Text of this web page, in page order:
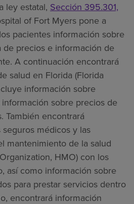
ley estatal, Sección 395.301,
of Fort Myers pone a
pacientes información sobre
de precios e información de
A continuación encontrará
salud en Florida (Florida
información sobre
sobre precios de
También encontrará
médicos y las
mantenimiento de la salud
HMO) con los
así como información sobre
para prestar servicios dentro
encontrará información